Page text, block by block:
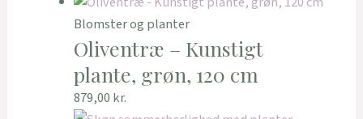
Blomster og planter
Oliventræ – Kunstigt
plante, grøn, 120 cm
879,00 kr.